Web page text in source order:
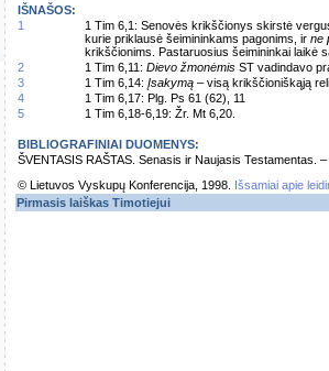
IŠNAŠOS:
1
1 Tim 6,1: Senovės krikščionys skirstė
kurie priklausė šeimininkams pagonims, ir ne
krikščionims. Pastaruosius šeimininkai laikė
2
1 Tim 6,11: Dievo žmonėmis ST vadindavo
3
1 Tim 6,14: Įsakymą – visą krikščioniškąją
4
1 Tim 6,17: Plg. Ps 61 (62), 11
5
1 Tim 6,18-6,19: Žr. Mt 6,20.
BIBLIOGRAFINIAI DUOMENYS:
ŠVENTASIS RAŠTAS. Senasis ir Naujasis Testamentas.
© Lietuvos Vyskupų Konferencija, 1998.
Išsamiai apie
Pirmasis laiškas Timotiejui